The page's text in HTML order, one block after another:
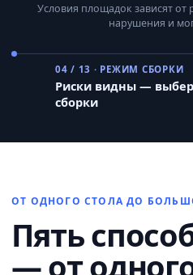
Условия площадок зависят от
нарушения и
04 / 13 · РЕЖИМ СБОРКИ
Риски видны —
сборки
ОТ ОДНОГО СТОЛА ДО
Пять
— от